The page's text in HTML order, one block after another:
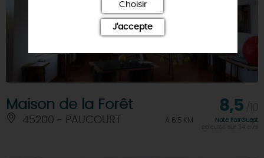
Maison de la Forêt
45200 - PAUCOURT À 6.5 KM
8,5
Note FairGuest
calculée sur 34 avis
Choisir
J'accepte